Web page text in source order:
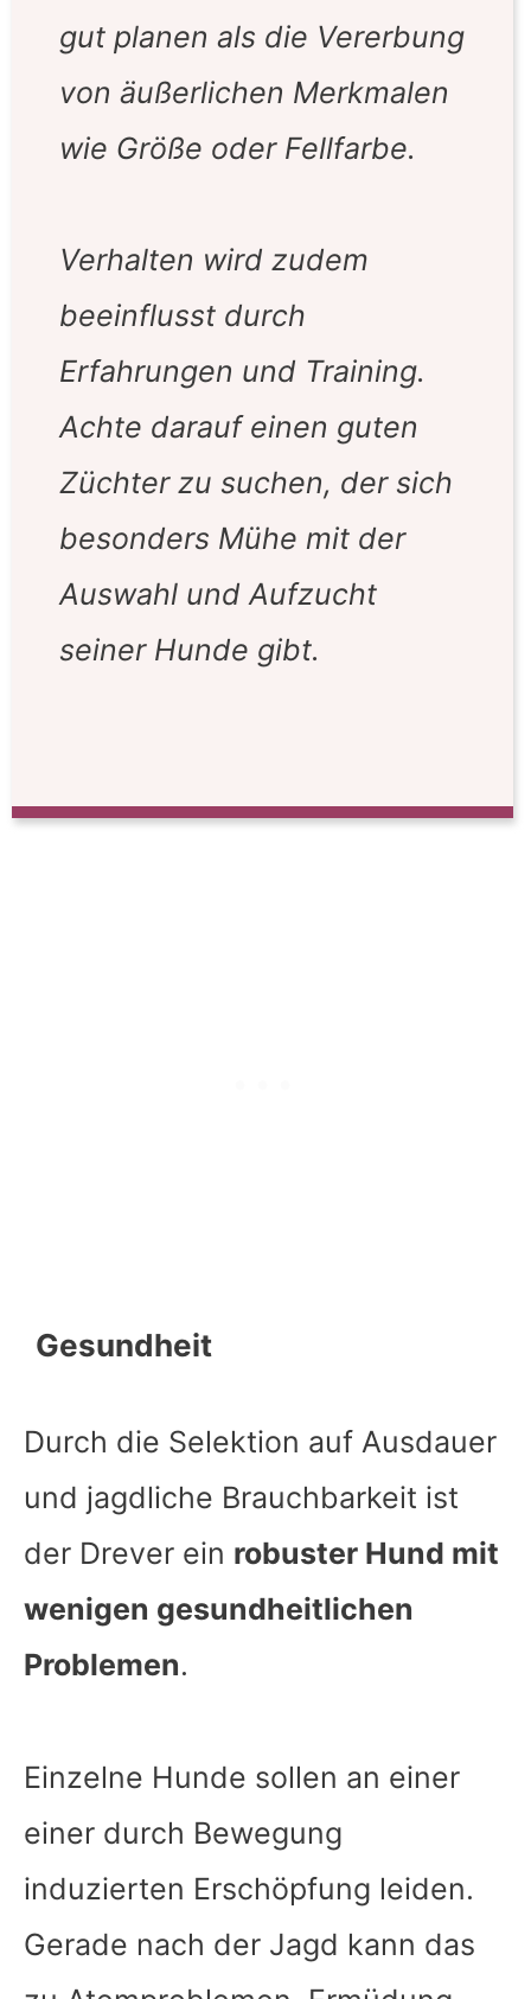
gut planen als die Vererbung
von äußerlichen Merkmalen
wie Größe oder Fellfarbe.
Verhalten wird zudem
beeinflusst durch
Erfahrungen und Training.
Achte darauf einen guten
Züchter zu suchen, der sich
besonders Mühe mit der
Auswahl und Aufzucht
seiner Hunde gibt.
Gesundheit
Durch die Selektion auf Ausdauer
und jagdliche Brauchbarkeit ist
der Drever ein robuster Hund mit
wenigen gesundheitlichen
Problemen.
Einzelne Hunde sollen an einer
einer durch Bewegung
induzierten Erschöpfung leiden.
Gerade nach der Jagd kann das